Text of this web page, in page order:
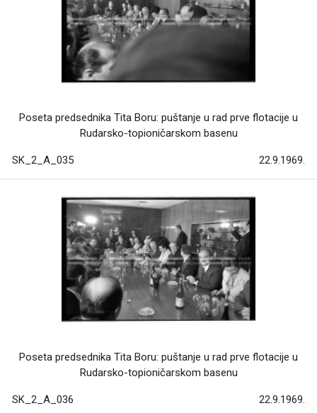
Poseta predsednika Tita Boru: puštanje u rad prve flotacije u
Rudarsko-topioničarskom basenu
SK_2_A_035 22.9.1969.
Poseta predsednika Tita Boru: puštanje u rad prve flotacije u
Rudarsko-topioničarskom basenu
SK_2_A_036 22.9.1969.